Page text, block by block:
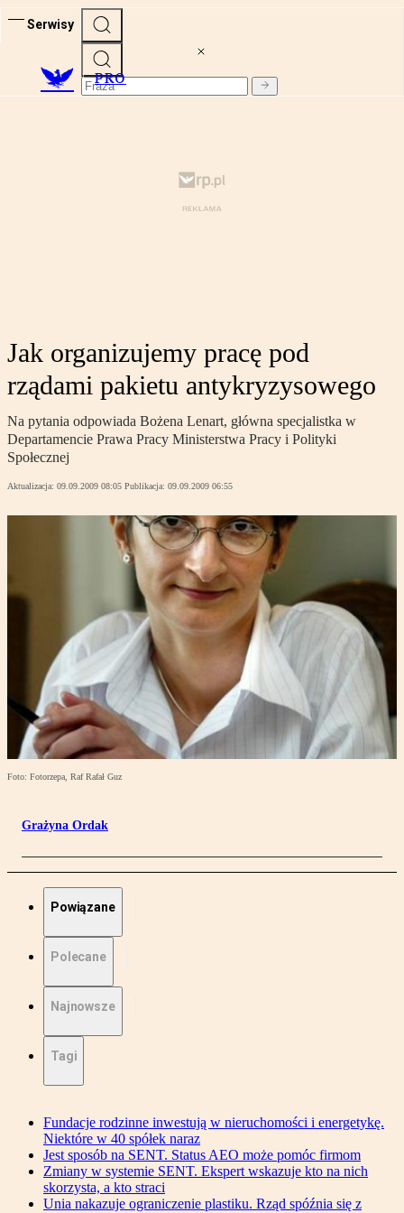
Serwisy
PRO
Jak organizujemy pracę pod
rządami pakietu antykryzysowego
Na pytania odpowiada Bożena Lenart, główna specjalistka w
Departamencie Prawa Pracy Ministerstwa Pracy i Polityki
Społecznej
Aktualizacja: 09.09.2009 08:05 Publikacja: 09.09.2009 06:55
Foto: Fotorzepa, Raf Rafał Guz
Grażyna Ordak
Powiązane
Polecane
Najnowsze
Tagi
Fundacje rodzinne inwestują w nieruchomości i energetykę.
Niektóre w 40 spółek naraz
Jest sposób na SENT. Status AEO może pomóc firmom
Zmiany w systemie SENT. Ekspert wskazuje kto na nich
skorzysta, a kto straci
Unia nakazuje ograniczenie plastiku. Rząd spóźnia się z